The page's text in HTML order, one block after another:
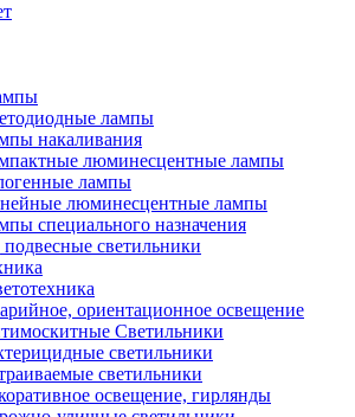
лампы
накаливания
люминесцентные лампы
лампы
люминесцентные лампы
специального назначения
светильники
ориентационное освещение
Светильники
светильники
светильники
освещение, гирлянды